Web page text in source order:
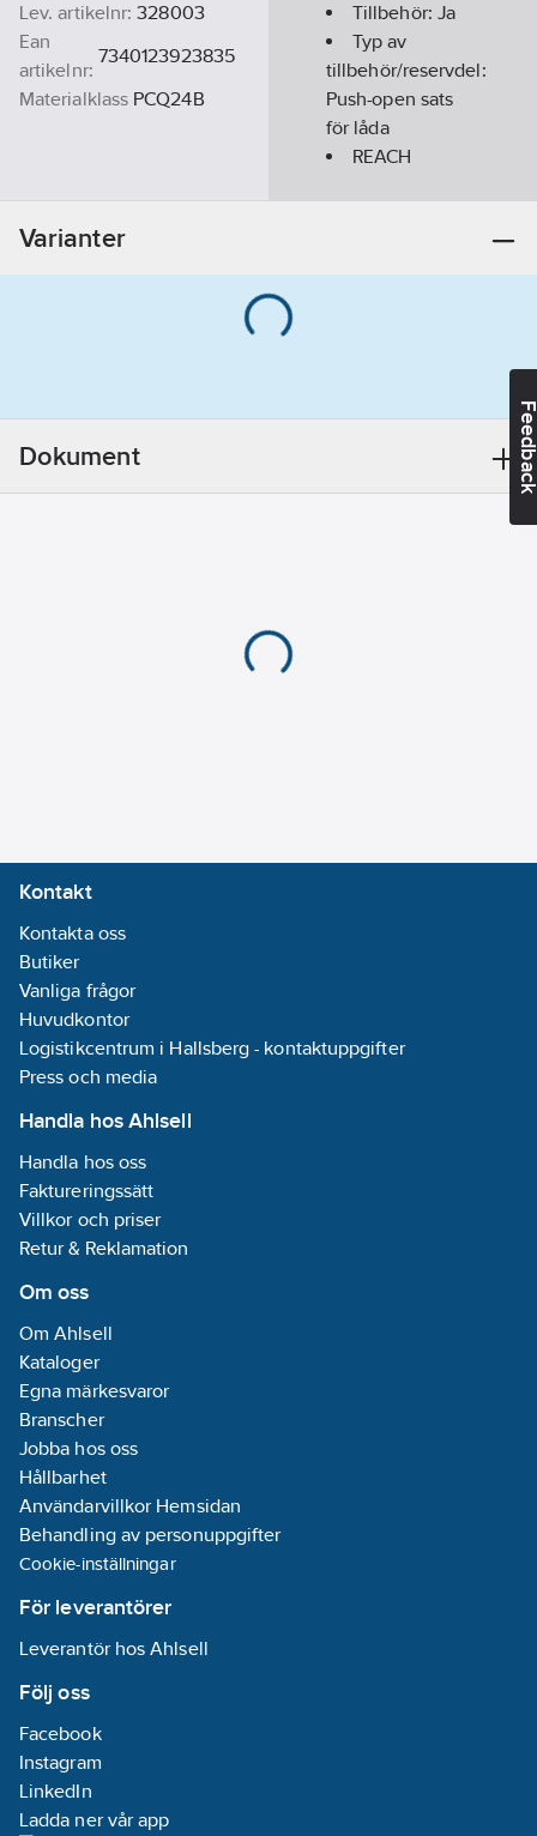
Lev. artikelnr: 328003
Ean
artikelnr:
7340123923835
Materialklass PCQ24B
Tillbehör: Ja
Typ av
tillbehör/reservdel:
Push-open sats
för låda
REACH
100
Varianter
Dokument
Kontakt
Kontakta oss
Butiker
Vanliga frågor
Huvudkontor
Logistikcentrum i Hallsberg - kontaktuppgifter
Press och media
Handla hos Ahlsell
Handla hos oss
Faktureringssätt
Villkor och priser
Retur & Reklamation
Om oss
Om Ahlsell
Kataloger
Egna märkesvaror
Branscher
Jobba hos oss
Hållbarhet
Användarvillkor Hemsidan
Behandling av personuppgifter
Cookie-inställningar
För leverantörer
Leverantör hos Ahlsell
Följ oss
Facebook
Instagram
LinkedIn
Ladda ner vår app